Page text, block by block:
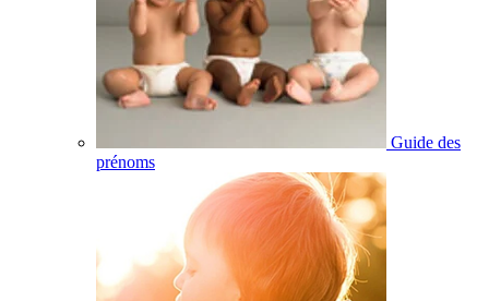
Guide des
prénoms